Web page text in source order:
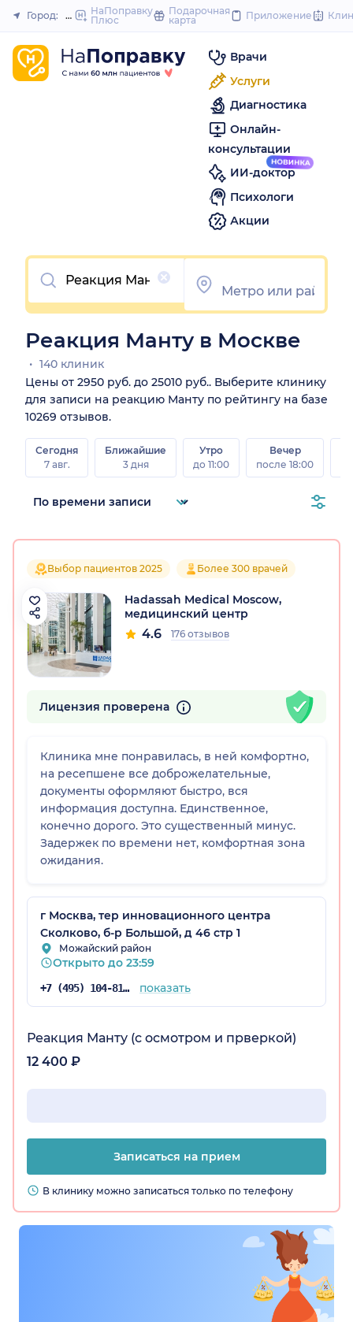
to
Закрыть
Город: МоскваНаПоправку
Плюс
Подарочная
карта
Приложение
Врачи
Услуги
Диагностика
Онлайн-
консультации
ИИ-доктор
Психологи
Акции
Очистить
Реакция Манту в Москве
140 клиник
Цены от 2950 руб. до 25010 руб.. Выберите клинику
для записи на реакцию Манту по рейтингу на базе
10269 отзывов.
Сегодня
7 авг.
Ближайшие
3 дня
Утро
до 11:00
Вечер
после 18:00
Выбор пациентов 2025 Более 300 врачей
Hadassah Medical Moscow,
медицинский центр
4.6 176 отзывов
Лицензия проверена
Клиника мне понравилась, в ней комфортно,
на ресепшене все доброжелательные,
документы оформляют быстро, вся
информация доступна. Единственное,
конечно дорого. Это существенный минус.
Задержек по времени нет, комфортная зона
ожидания.
г Москва, тер инновационного центра
Сколково, б-р Большой, д 46 стр 1
Можайский район
Открыто до 23:59
+7 (495) 104-81-22 показать
Реакция Манту (с осмотром и прверкой)
12 400 ₽
Записаться на прием
В клинику можно записаться только по телефону